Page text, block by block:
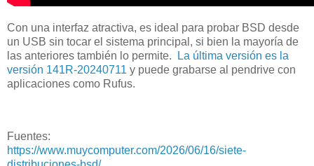
Con una interfaz atractiva, es ideal para probar BSD desde
un USB sin tocar el sistema principal, si bien la mayoría de
las anteriores también lo permite.
La última versión es la
versión 141R-20240711 y puede grabarse al pendrive con
aplicaciones como Rufus.
Fuentes:
https://www.muycomputer.com/2026/06/16/siete-